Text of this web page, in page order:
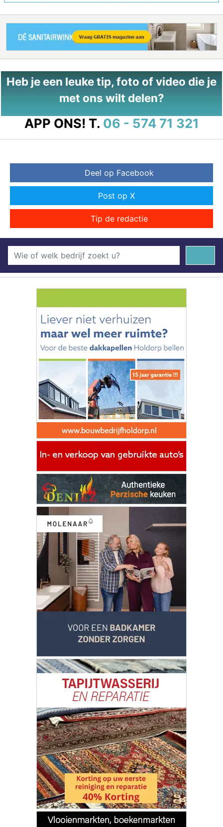
Heb je een leuke tip, foto of video die je
met ons wilt delen?
APP ONS! T. 06 - 574 71 321
Deel op Facebook
Post op X
Tip de redactie